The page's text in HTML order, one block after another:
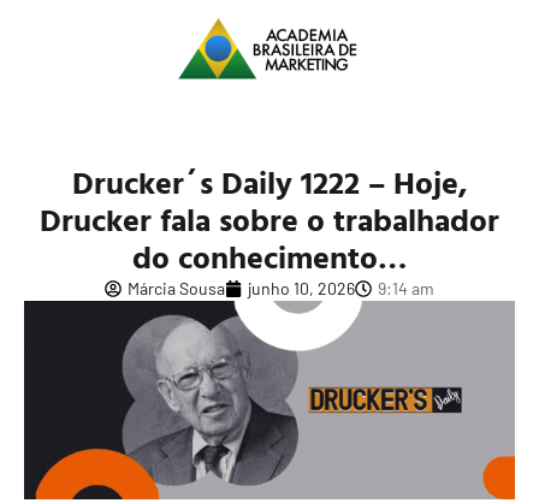
Drucker´s Daily 1222 – Hoje,
Drucker fala sobre o trabalhador
do conhecimento…
Márcia Sousa junho 10, 2026 9:14 am